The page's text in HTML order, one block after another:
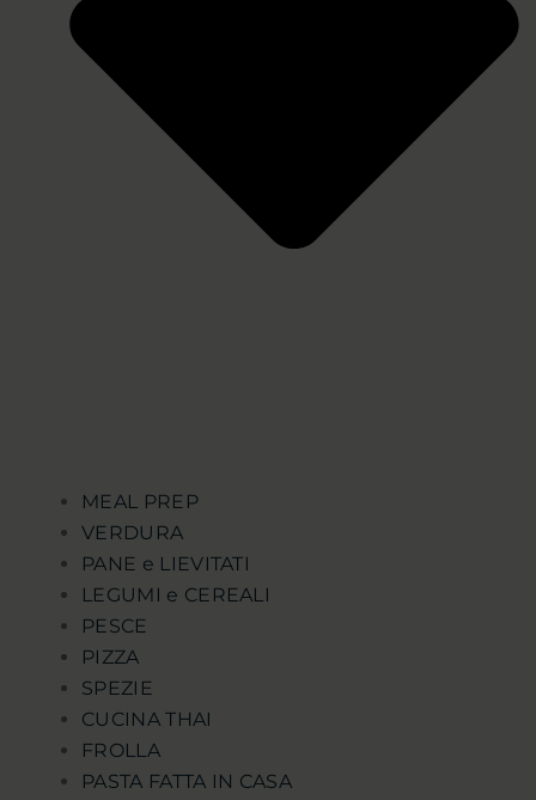
MEAL PREP
VERDURA
PANE e LIEVITATI
LEGUMI e CEREALI
PESCE
PIZZA
SPEZIE
CUCINA THAI
FROLLA
PASTA FATTA IN CASA